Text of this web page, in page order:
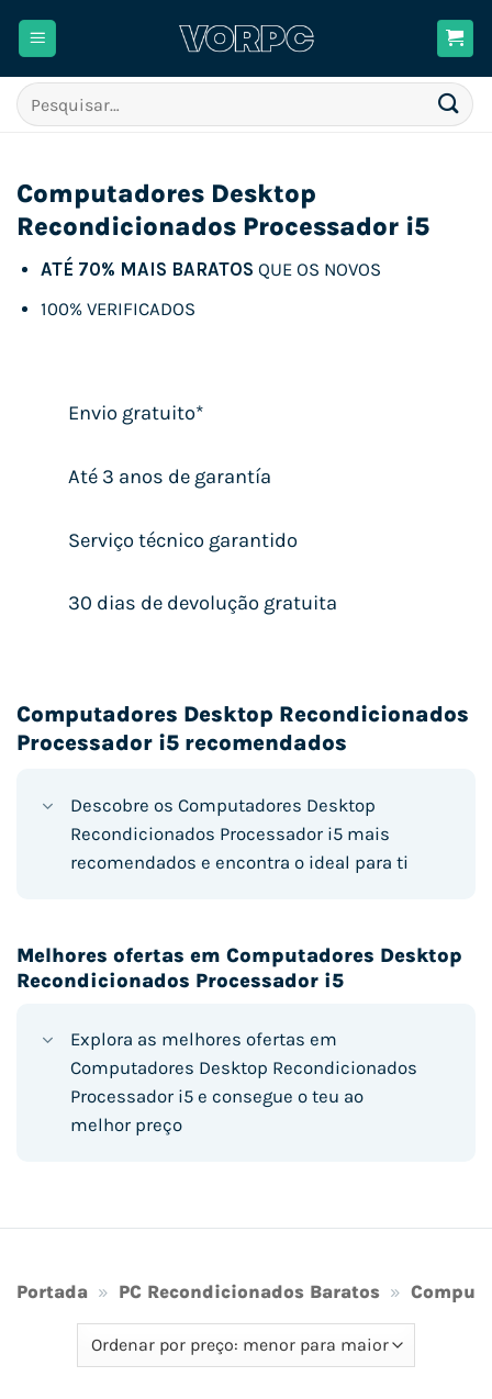
Pesquisar
por:
Computadores Desktop
Recondicionados Processador i5
ATÉ 70% MAIS BARATOS QUE OS NOVOS
100% VERIFICADOS
Envio gratuito*
Até 3 anos de garantía
Serviço técnico garantido
30 dias de devolução gratuita
Computadores Desktop Recondicionados
Processador i5 recomendados
Descobre os Computadores Desktop
Recondicionados Processador i5 mais
recomendados e encontra o ideal para ti
Melhores ofertas em Computadores Desktop
Recondicionados Processador i5
Explora as melhores ofertas em
Computadores Desktop Recondicionados
Processador i5 e consegue o teu ao
melhor preço
Portada » PC Recondicionados Baratos »